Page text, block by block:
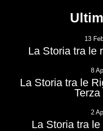
13
La Storia tra le
8
La Storia tra le
2
La Storia tra